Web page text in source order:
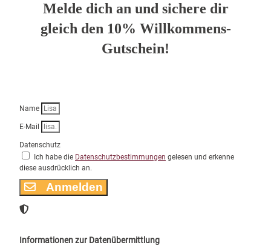
Melde dich an und sichere dir
gleich den 10% Willkommens-
Gutschein!
Name
E-Mail
Datenschutz
Ich habe die Datenschutzbestimmungen gelesen und erkenne
diese ausdrücklich an.
Anmelden
Informationen zur Datenübermittlung